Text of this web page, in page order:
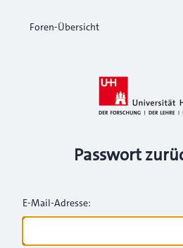
Foren-Übersicht
Passwort
E-Mail-Adresse: